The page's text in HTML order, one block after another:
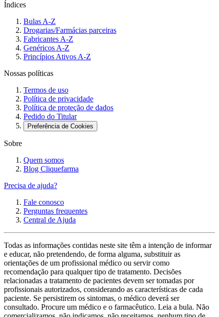
Índices
Bulas A-Z
Drogarias/Farmácias parceiras
Fabricantes A-Z
Genéricos A-Z
Princípios Ativos A-Z
Nossas políticas
Termos de uso
Política de privacidade
Política de proteção de dados
Pedido do Titular
Preferência de Cookies
Sobre
Quem somos
Blog Cliquefarma
Precisa de ajuda?
Fale conosco
Perguntas frequentes
Central de Ajuda
Todas as informações contidas neste site têm a intenção de informar
e educar, não pretendendo, de forma alguma, substituir as
orientações de um profissional médico ou servir como
recomendação para qualquer tipo de tratamento. Decisões
relacionadas a tratamento de pacientes devem ser tomadas por
profissionais autorizados, considerando as características de cada
paciente. Se persistirem os sintomas, o médico deverá ser
consultado. Procure um médico e o farmacêutico. Leia a bula. Não